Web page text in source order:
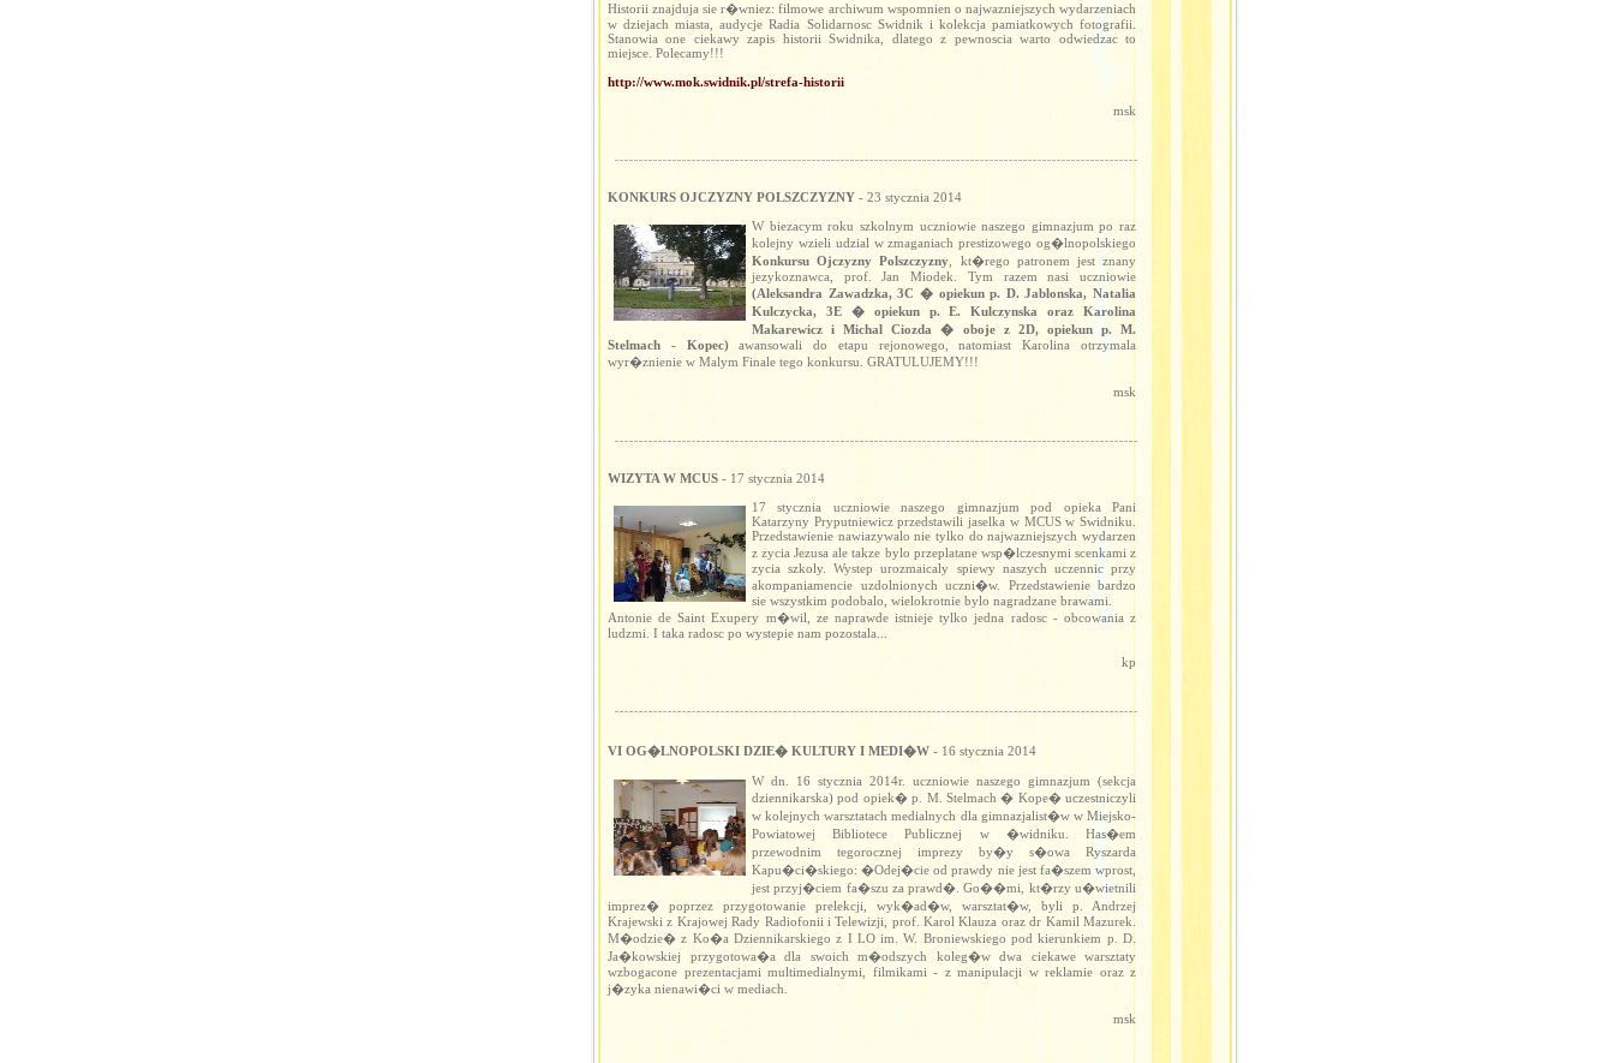
Historii znajduja sie r�wniez: filmowe archiwum wspomnien o najwazniejszych wydarzeniach
w dziejach miasta, audycje Radia Solidarnosc Swidnik i kolekcja pamiatkowych fotografii.
Stanowia one ciekawy zapis historii Swidnika, dlatego z pewnoscia warto odwiedzac to
miejsce. Polecamy!!!
http://www.mok.swidnik.pl/strefa-historii
msk
KONKURS OJCZYZNY POLSZCZYZNY - 23 stycznia 2014
W biezacym roku szkolnym uczniowie naszego gimnazjum po raz
kolejny wzieli udzial w zmaganiach prestizowego og�lnopolskiego
Konkursu Ojczyzny Polszczyzny , kt�rego patronem jest znany
jezykoznawca, prof. Jan Miodek. Tym razem nasi uczniowie
(Aleksandra Zawadzka, 3C � opiekun p. D. Jablonska, Natalia
Kulczycka, 3E � opiekun p. E. Kulczynska oraz Karolina
Makarewicz i Michal Ciozda � oboje z 2D, opiekun p. M.
Stelmach - Kopec) awansowali do etapu rejonowego, natomiast Karolina otrzymala
wyr�znienie w Malym Finale tego konkursu. GRATULUJEMY!!!
msk
WIZYTA W MCUS - 17 stycznia 2014
17 stycznia uczniowie naszego gimnazjum pod opieka Pani
Katarzyny Pryputniewicz przedstawili jaselka w MCUS w Swidniku.
Przedstawienie nawiazywalo nie tylko do najwazniejszych wydarzen
z zycia Jezusa ale takze bylo przeplatane wsp�lczesnymi scenkami z
zycia szkoly. Wystep urozmaicaly spiewy naszych uczennic przy
akompaniamencie uzdolnionych uczni�w. Przedstawienie bardzo
sie wszystkim podobalo, wielokrotnie bylo nagradzane brawami.
Antonie de Saint Exupery m�wil, ze naprawde istnieje tylko jedna radosc - obcowania z
ludzmi. I taka radosc po wystepie nam pozostala...
kp
VI OG�LNOPOLSKI DZIE� KULTURY I MEDI�W - 16 stycznia 2014
W dn. 16 stycznia 2014r. uczniowie naszego gimnazjum (sekcja
dziennikarska) pod opiek� p. M. Stelmach � Kope� uczestniczyli
w kolejnych warsztatach medialnych dla gimnazjalist�w w Miejsko-
Powiatowej Bibliotece Publicznej w �widniku. Has�em
przewodnim tegorocznej imprezy by�y s�owa Ryszarda
Kapu�ci�skiego: �Odej�cie od prawdy nie jest fa�szem wprost,
jest przyj�ciem fa�szu za prawd�. Go��mi, kt�rzy u�wietnili
imprez� poprzez przygotowanie prelekcji, wyk�ad�w, warsztat�w, byli p. Andrzej
Krajewski z Krajowej Rady Radiofonii i Telewizji, prof. Karol Klauza oraz dr Kamil Mazurek.
M�odzie� z Ko�a Dziennikarskiego z I LO im. W. Broniewskiego pod kierunkiem p. D.
Ja�kowskiej przygotowa�a dla swoich m�odszych koleg�w dwa ciekawe warsztaty
wzbogacone prezentacjami multimedialnymi, filmikami - z manipulacji w reklamie oraz z
j�zyka nienawi�ci w mediach.
msk